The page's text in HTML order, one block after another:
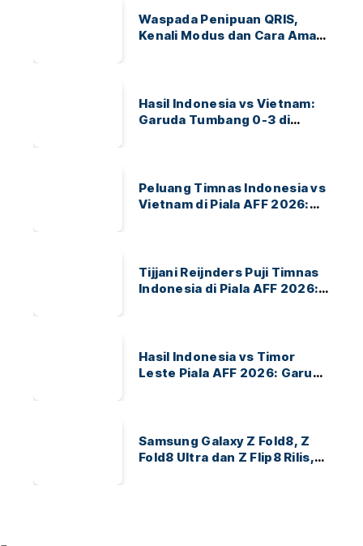
Waspada Penipuan QRIS,
Kenali Modus dan Cara Aman
Hasil Indonesia vs Vietnam:
Garuda Tumbang 0-3 di
Peluang Timnas Indonesia vs
Vietnam di Piala AFF 2026:
Tijjani Reijnders Puji Timnas
Indonesia di Piala AFF 2026:
Hasil Indonesia vs Timor
Leste Piala AFF 2026: Garuda
Samsung Galaxy Z Fold8, Z
Fold8 Ultra dan Z Flip8 Rilis,